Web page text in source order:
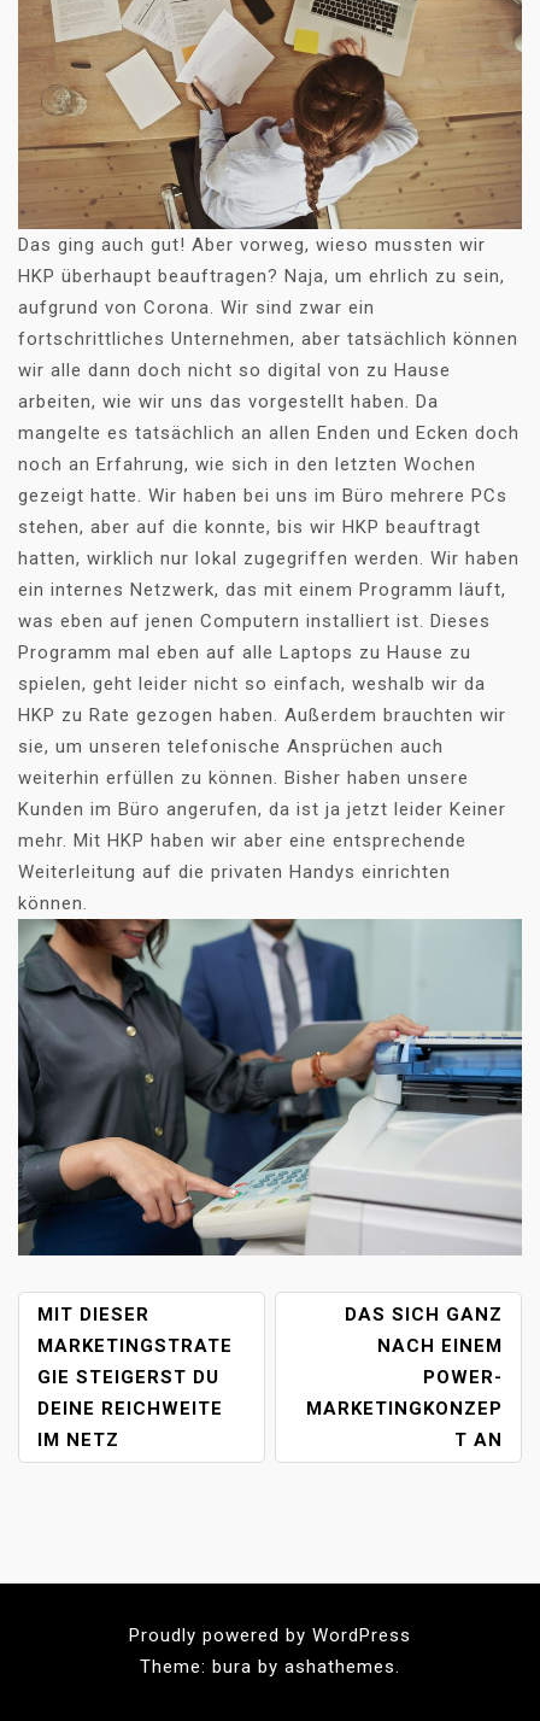
Das ging auch gut! Aber vorweg, wieso mussten wir
HKP überhaupt beauftragen? Naja, um ehrlich zu sein,
aufgrund von Corona. Wir sind zwar ein
fortschrittliches Unternehmen, aber tatsächlich können
wir alle dann doch nicht so digital von zu Hause
arbeiten, wie wir uns das vorgestellt haben. Da
mangelte es tatsächlich an allen Enden und Ecken doch
noch an Erfahrung, wie sich in den letzten Wochen
gezeigt hatte. Wir haben bei uns im Büro mehrere PCs
stehen, aber auf die konnte, bis wir HKP beauftragt
hatten, wirklich nur lokal zugegriffen werden. Wir haben
ein internes Netzwerk, das mit einem Programm läuft,
was eben auf jenen Computern installiert ist. Dieses
Programm mal eben auf alle Laptops zu Hause zu
spielen, geht leider nicht so einfach, weshalb wir da
HKP zu Rate gezogen haben. Außerdem brauchten wir
sie, um unseren telefonische Ansprüchen auch
weiterhin erfüllen zu können. Bisher haben unsere
Kunden im Büro angerufen, da ist ja jetzt leider Keiner
mehr. Mit HKP haben wir aber eine entsprechende
Weiterleitung auf die privaten Handys einrichten
können.
B
E
T
R
A
A
MIT DIESER
MARKETINGSTRATE
GIE STEIGERST DU
DEINE REICHWEITE
IM NETZ
DAS SICH GANZ
NACH EINEM
POWER-
MARKETINGKONZEP
T AN
Proudly powered by WordPress
Theme: bura by ashathemes.